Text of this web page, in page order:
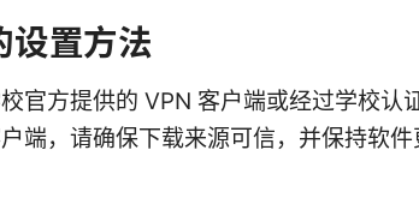
设置方法
官方提供的 VPN 客户端或经过学校认
端，请确保下载来源可信，并保持软件